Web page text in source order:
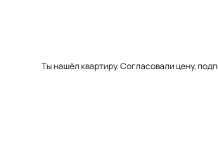
Ты нашёл квартиру. Согласовали цену,